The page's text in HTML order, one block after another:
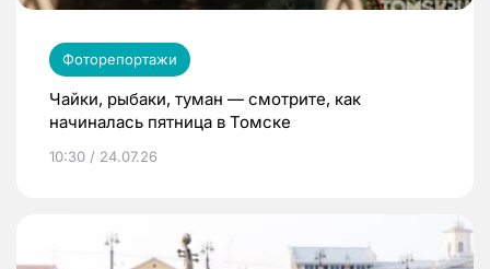
Фоторепортажи
Чайки, рыбаки, туман — смотрите, как
начиналась пятница в Томске
10:30 / 24.07.26